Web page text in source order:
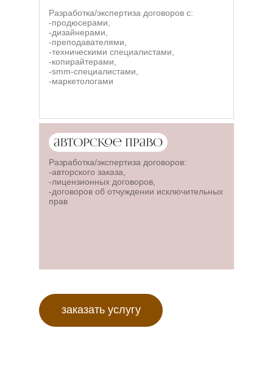
Разработка/экспертиза договоров с:
-продюсерами,
-дизайнерами,
-преподавателями,
-техническими специалистами,
-копирайтерами,
-smm-специалистами,
-маркетологами
Разработка/экспертиза договоров:
-авторского заказа,
-лицензионных договоров,
-договоров об отчуждении исключительных
прав
заказать услугу